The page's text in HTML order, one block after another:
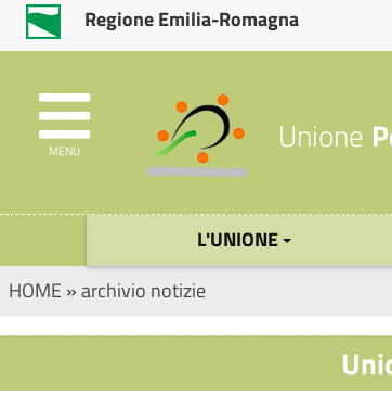
Regione Emilia-Romagna
MENU Unione
L'UNIONE
HOME »archivio notizie